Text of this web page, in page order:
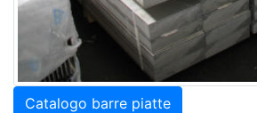
Catalogo barre piatte